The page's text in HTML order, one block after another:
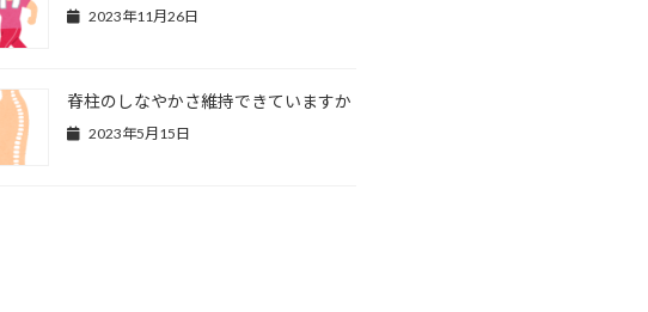
2023年11月26日
脊柱のしなやかさ維持できていますか
2023年5月15日